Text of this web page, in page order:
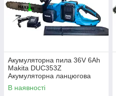
Акумуляторна пила 36V 6Ah
Makita DUC353Z
Акумуляторна ланцюгова
пила Електропила Макіта
АКБ пила шина 40см
В наявності